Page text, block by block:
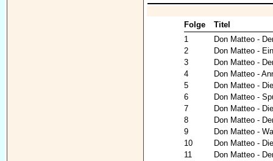
Folge
Titel
1
Don Matteo -
2
Don Matteo -
3
Don Matteo -
4
Don Matteo -
5
Don Matteo -
6
Don Matteo -
7
Don Matteo -
8
Don Matteo -
9
Don Matteo -
10
Don Matteo -
11
Don Matteo -